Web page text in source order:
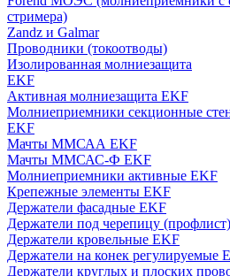
стримера)
Zandz и Galmar
Проводники (токоотводы)
Изолированная молниезащита
EKF
Активная молниезащита EKF
Молниеприемники секционные
EKF
Мачты ММСАА EKF
Мачты ММСАС-Ф EKF
Молниеприемники активные EKF
Крепежные элементы EKF
Держатели фасадные EKF
Держатели под черепицу
Держатели кровельные EKF
Держатели на конек регулируемые
Держатели круглых и плоских